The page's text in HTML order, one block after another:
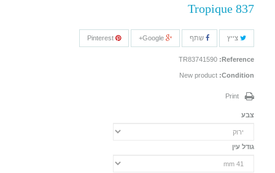
Tropique 837
צייץ שתף
Reference:
TR83741590
Condition:
New product
Print
צבע
גודל עין